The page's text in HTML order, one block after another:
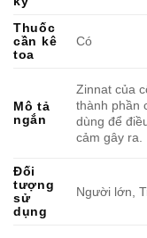
Thuốc
cần kê
toa
Có
Mô tả
ngắn
Zinnat của
thành phần
dùng để
cảm gây ra.
Đối
tượng
sử
dụng
Người lớn,